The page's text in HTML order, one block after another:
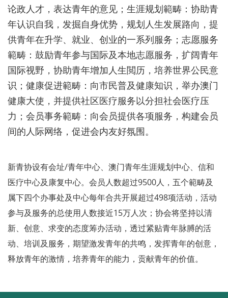
论政人才，表达青年的意见；生涯规划範畴：协助青
年认识自我，发掘自身优势，规划人生发展路向，提
供青年在升学、就业、创业的一系列服务；志愿服务
範畴：鼓励青年参与国际及本地志愿服务，扩阔青年
国际视野，协助青年增加人生閲历，培养世界公民意
识；健康促进範畴：向市民普及健康知识，举办澳门
健康大使，并提供社区医疗服务以分担社会医疗压
力；会员事务範畴：向会员提供各项服务，构建会员
间的人际网络，促进会内友好氛围。
新青协设有会址/青年中心、澳门青年生涯规划中心、信和
医疗中心及康复中心。会员人数超过9500人，五个範畴及
属下四个办事处及中心每年合共开展超过498项活动，活动
参与及服务的总使用人数接近15万人次；协会将坚持以清
新、创意、求变的态度筹办活动，透过紧贴青年脉膊的活
动、培训及服务，期望激发青年的共鸣，发挥青年的创意，
释放青年的激情，培养青年的能力，贡献青年的价值。